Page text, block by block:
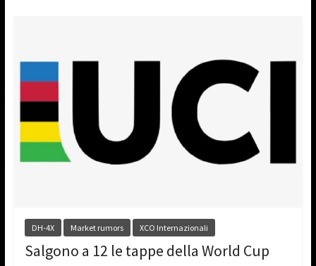
DH-4X Market rumors XCO Internazionali
Salgono a 12 le tappe della World Cup